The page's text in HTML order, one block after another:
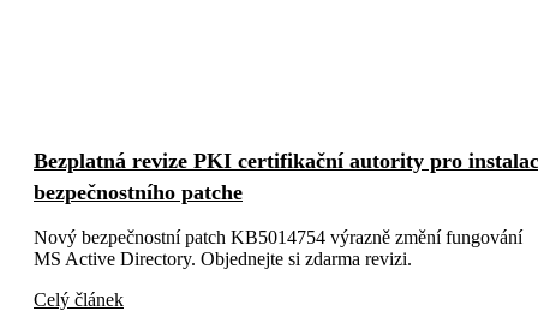
Bezplatná revize PKI certifikační autority pro
bezpečnostního patche
Nový bezpečnostní patch KB5014754 výrazně změní fungování
MS Active Directory. Objednejte si zdarma revizi.
Celý článek